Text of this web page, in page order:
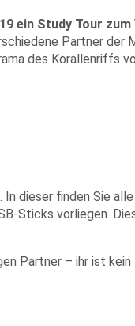
ein Study Tour
Partner der
des Korallenriffs
dieser finden Sie
Sticks vorliegen.
Partner – ihr ist